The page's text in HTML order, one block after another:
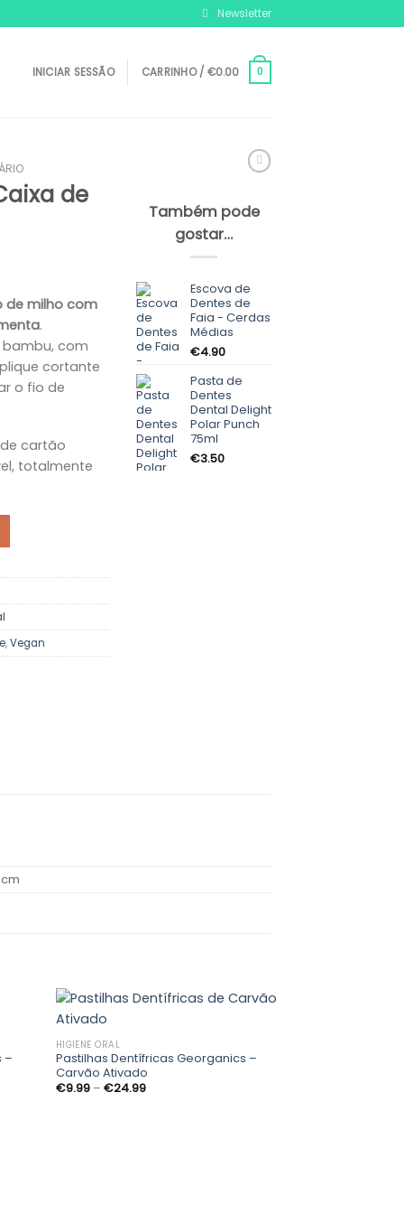
Newsletter
INICIAR SESSÃO CARRINHO / €0.00 0
de
de milho com
.
com
cortante
o fio de
cartão
totalmente
de Bambu
,Vegan
Também pode
gostar…
Escova de
Dentes de
Faia - Cerdas
Médias
€4.90
Pasta de
Dentes
Dental Delight
Polar Punch
75ml
€3.50
–
Adicionar
HIGIENE ORAL
Pastilhas Dentífricas Georganics –
Carvão Ativado
€9.99 – €24.99Price